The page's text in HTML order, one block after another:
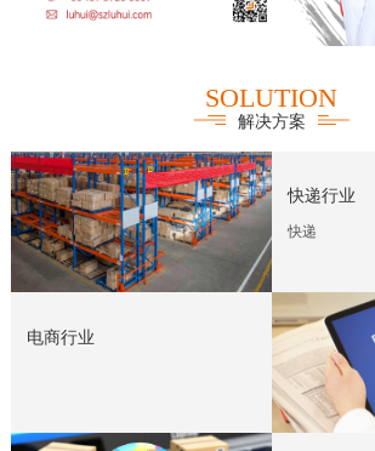
SOLUTION
解决方案
快递行业
快递
电商行业